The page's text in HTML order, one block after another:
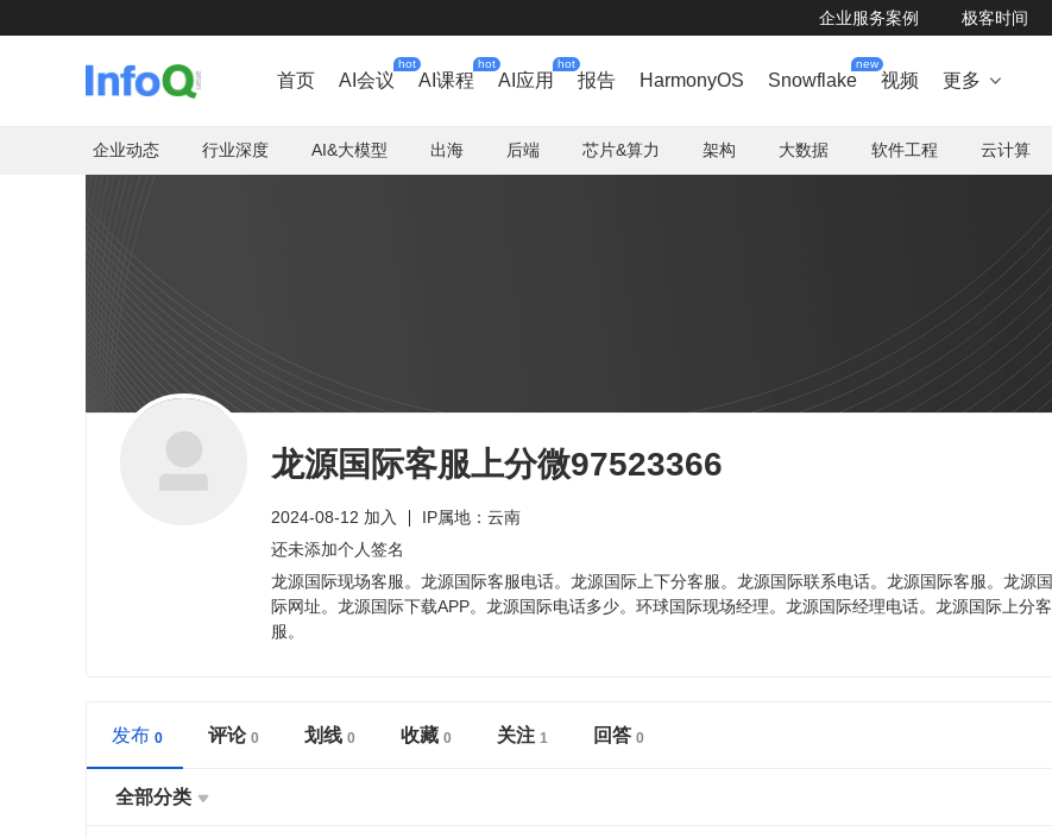
企业服务案例 极客时间
首页 AI会议
hot
AI课程
hot
AI应用
hot
报告 HarmonyOS Snowflake
new
视频 更多 
企业动态 行业深度 AI&大模型 出海 后端 芯片&算力 架构 大数据 软件工程 云计算
龙源国际客服上分微97523366
2024-08-12 加入
IP属地：云南
还未添加个人签名
龙源国际现场客服。龙源国际客服电话。龙源国际上下分客服。龙源国际联系电话。龙源国际客服。龙源国
际网址。龙源国际下载APP。龙源国际电话多少。环球国际现场经理。龙源国际经理电话。龙源国际上分客
服。
发布 评论 划线 收藏 关注 回答
全部分类 